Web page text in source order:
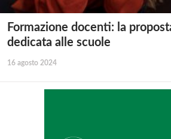
Formazione docenti: la
dedicata alle scuole
16 agosto 2024